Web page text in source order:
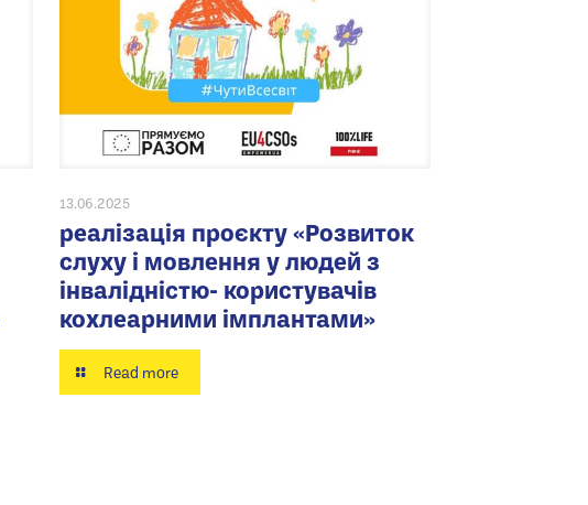
13.06.2025
реалізація проєкту «Розвиток
слуху і мовлення у людей з
інвалідністю- користувачів
кохлеарними імплантами»
Read more